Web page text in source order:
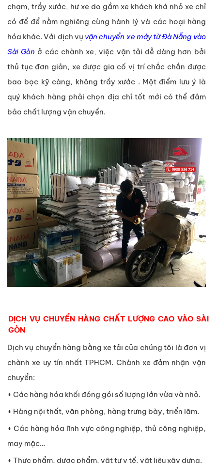
chạm, trầy xước, hư xe do gầm xe khách khá nhỏ xe chỉ
có để để nằm nghiêng cùng hành lý và các hoại hàng
hóa khác. Với dịch vụ vận chuyển xe máy từ Đà Nẵng vào
Sài Gòn ở các chành xe, việc vận tải dễ dàng hơn bởi
thủ tục đơn giản, xe được gia cố vị trí chắc chắn được
bao bọc kỹ càng, không trầy xước . Một điểm lưu ý là
quý khách hàng phải chọn địa chỉ tốt mới có thể đảm
bảo chất lượng vận chuyển.
DỊCH VỤ CHUYỂN HÀNG CHẤT LƯỢNG CAO VÀO SÀI
GÒN
Dịch vụ chuyển hàng bằng xe tải của chúng tôi là đơn vị
chành xe uy tín nhất TPHCM. Chành xe đảm nhận vận
chuyển:
+ Các hàng hóa khối đóng gói số lượng lớn vừa và nhỏ.
+ Hàng nội thất, văn phòng, hàng trưng bày, triển lãm.
+ Các hàng hóa lĩnh vực công nghiệp, thủ công nghiệp,
may mặc…
+ Thực phẩm, dược phẩm, vật tư y tế, vật liệu xây dựng.